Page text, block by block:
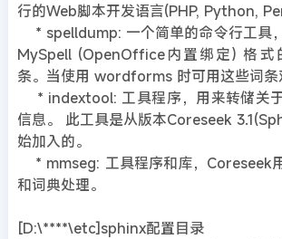
行的Web脚本开发语言(PHP, Python,
* spelldump: 一个简单的命令行工具
MySpell (OpenOffice内置绑定) 格式
条。当使用 wordforms 时可用这些词条
* indextool: 工具程序，用来转储关
信息。 此工具是从版本Coreseek
始加入的。
* mmseg: 工具程序和库，Coreseek
和词典处理。
[D:\****\etc]sphinx配置目录